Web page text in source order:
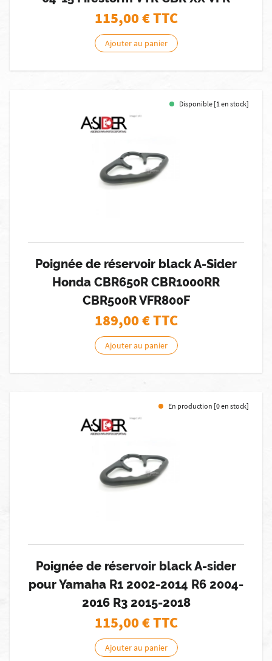
115,00€ TTC
Ajouter au panier
Disponible [1 en stock]
Poignée de réservoir black A-Sider
Honda CBR650R CBR1000RR
CBR500R VFR800F
189,00€ TTC
Ajouter au panier
En production [0 en stock]
Poignée de réservoir black A-sider
pour Yamaha R1 2002-2014 R6 2004-
2016 R3 2015-2018
115,00€ TTC
Ajouter au panier